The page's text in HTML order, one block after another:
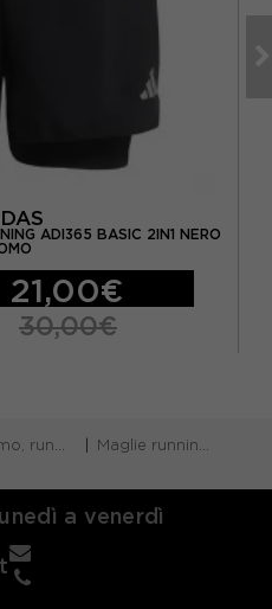
ADI365 BASIC 2IN1 NERO
21,00€
30,00€
e piscina
Maglie running m/lunga
a venerdì